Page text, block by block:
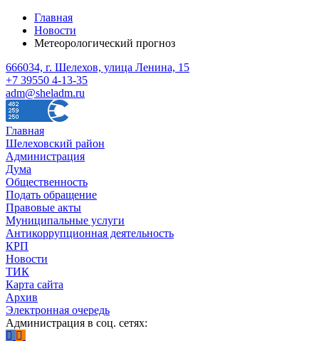
Главная
Новости
Метеорологический прогноз
666034, г. Шелехов, улица Ленина, 15
+7 39550 4-13-35
adm@sheladm.ru
Главная
Шелеховский район
Администрация
Дума
Общественность
Подать обращение
Правовые акты
Муниципальные услуги
Антикоррупционная деятельность
КРП
Новости
ТИК
Карта сайта
Архив
Электронная очередь
Администрация в соц. сетях: